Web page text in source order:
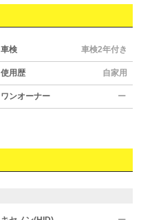
車検 車検2年付き
使用歴 自家用
ワンオーナー ー